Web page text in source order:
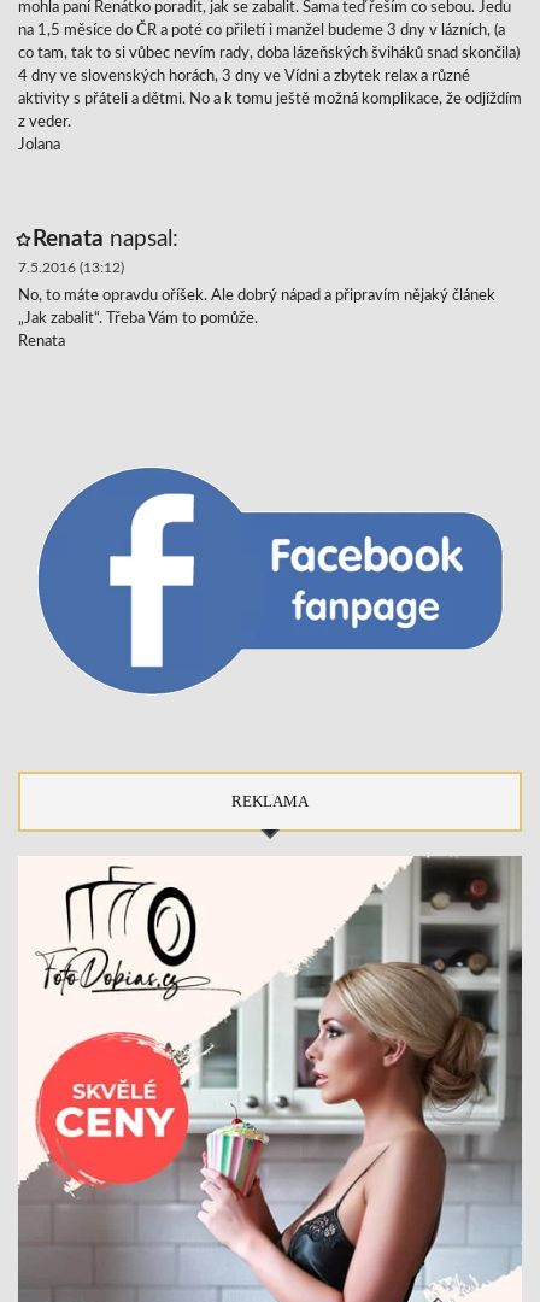
mohla paní Renátko poradit, jak se zabalit. Sama teď řeším co sebou. Jedu
na 1,5 měsíce do ČR a poté co přiletí i manžel budeme 3 dny v lázních, (a
co tam, tak to si vůbec nevím rady, doba lázeňských šviháků snad skončila)
4 dny ve slovenských horách, 3 dny ve Vídni a zbytek relax a různé
aktivity s přáteli a dětmi. No a k tomu ještě možná komplikace, že odjíždím
z veder.
Jolana
Renata napsal:
7.5.2016 (13:12)
No, to máte opravdu oříšek. Ale dobrý nápad a připravím nějaký článek
„Jak zabalit“. Třeba Vám to pomůže.
Renata
REKLAMA